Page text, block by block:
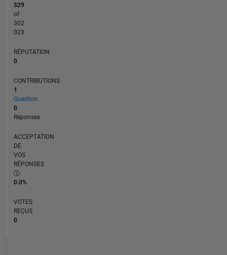
529
of
302
023
RÉPUTATION
0
CONTRIBUTIONS
1
Question
0
Réponses
ACCEPTATION
DE
VOS
RÉPONSES
0.0%
VOTES
REÇUS
0